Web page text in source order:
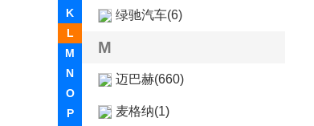
K
L
M
N
O
P
绿驰汽车(6)
M
迈巴赫(660)
麦格纳(1)